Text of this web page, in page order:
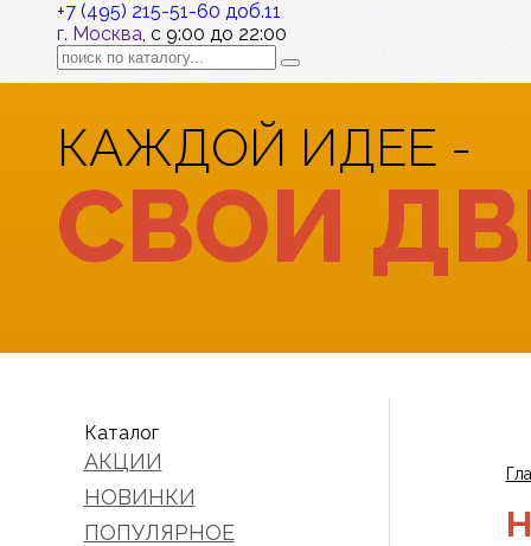
+7 (495) 215-51-60 доб.11
г. Москва, с 9:00 до 22:00
КАЖДОЙ ИДЕЕ -
СВОИ
Каталог
АКЦИИ
НОВИНКИ
ПОПУЛЯРНОЕ